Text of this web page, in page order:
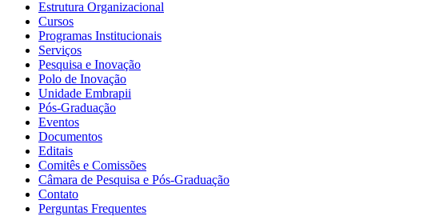
Estrutura Organizacional
Cursos
Programas Institucionais
Serviços
Pesquisa e Inovação
Polo de Inovação
Unidade Embrapii
Pós-Graduação
Eventos
Documentos
Editais
Comitês e Comissões
Câmara de Pesquisa e Pós-Graduação
Contato
Perguntas Frequentes